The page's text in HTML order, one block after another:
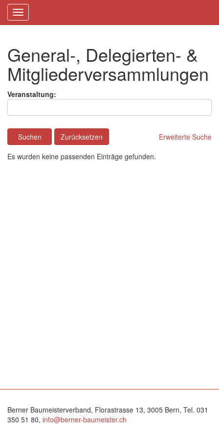
Toggle
navigation
General-, Delegierten- &
Mitgliederversammlungen
Veranstaltung:
Suchen Zurücksetzen
Erweiterte Suche
Es wurden keine passenden Einträge gefunden.
Berner Baumeisterverband, Florastrasse 13, 3005 Bern, Tel. 031
350 51 80, info@berner-baumeister.ch